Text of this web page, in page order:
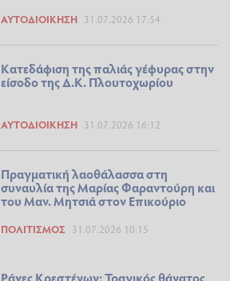
ΑΥΤΟΔΙΟΊΚΗΣΗ 31.07.2026 17:54
Κατεδάφιση της παλιάς γέφυρας στην
είσοδο της Δ.Κ. Πλουτοχωρίου
ΑΥΤΟΔΙΟΊΚΗΣΗ 31.07.2026 16:12
Πραγματική λαοθάλασσα στη
συναυλία της Μαρίας Φαραντούρη και
του Μαν. Μητσιά στον Επικούριο
ΠΟΛΙΤΙΣΜΌΣ 31.07.2026 10:15